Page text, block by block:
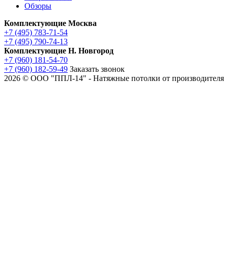
Обзоры
Комплектующие Москва
+7 (495) 783-71-54
+7 (495) 790-74-13
Комплектующие Н. Новгород
+7 (960) 181-54-70
+7 (960) 182-59-49 Заказать звонок
2026 © ООО "ППЛ-14" - Натяжные потолки от производителя